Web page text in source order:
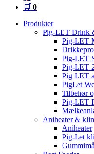
🛒 0
Produkter
Pig-LET Drink
Pig-LET
Pig-LET
Pig-LET
Pig-LET
PigLet
Tilbehør
Pig-LET
Aniheater &
Aniheater
Pig-Let